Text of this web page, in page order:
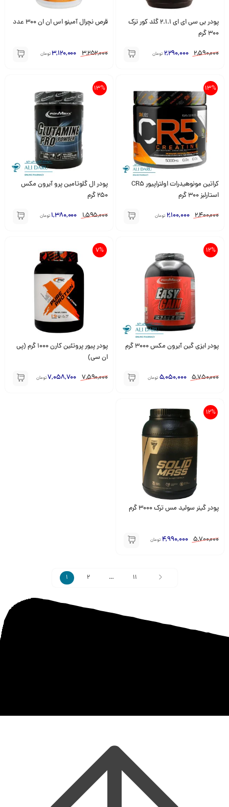
پودر بی سی ای ای 2.1.1 گلد کور ترک
300 گرم
2,590,000
2,290,000 تومان
قرص نچرال آمینو اس ان ان 300 عدد
3,252,000
3,120,000 تومان
13%
کراتین مونوهیدرات اولتراپیور CR5
استارلبز 300 گرم
2,400,000
2,100,000 تومان
13%
پودر ال گلوتامین پرو آیرون مکس
250 گرم
1,595,000
1,380,000 تومان
12%
پودر ایزی گین آیرون مکس 3000 گرم
5,750,000
5,050,000 تومان
7%
پودر پیور پروتئین کارن 1000 گرم (پی
ان سی)
7,590,000
7,058,700 تومان
12%
پودر گینر سولید مس ترک 3000 گرم
5,700,000
4,990,000 تومان
1 2 … 11